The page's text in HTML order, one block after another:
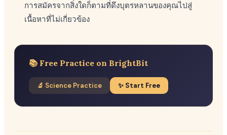
การสมัครจากสิ่งใดก็ตามที่ดึงบุตรหลานของคุณไปสู่
เนื้อหาที่ไม่เกี่ยวข้อง
📚 Free Practice on BrightBit
🔬 Science Practice ✨ Start Free